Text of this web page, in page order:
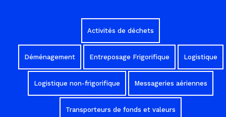
Activités de déchets
Déménagement Entreposage Frigorifique Logistique
Logistique non-frigorifique Messageries aériennes
Transporteurs de fonds et valeurs